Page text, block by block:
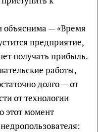
объяснима — «Время
предприятие,
получать прибыль.
работы,
долго — от
от технологии
этот момент